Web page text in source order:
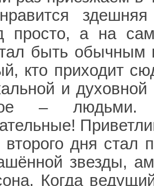
просто, а на
быть
кто приходит
и
–
второго дня стал
звезды,
Когда